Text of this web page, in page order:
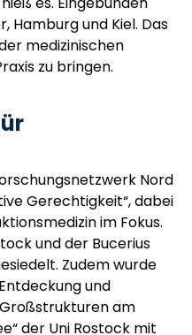
Hamburg und Kiel. Das
medizinischen
zu bringen.
Nord
Gerechtigkeit“, dabei
im Fokus.
und der Bucerius
Zudem wurde
und
am
der Uni Rostock mit